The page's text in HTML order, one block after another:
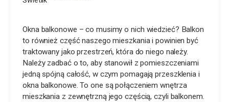
Okna balkonowe – co musimy o nich wiedzieć? Balkon
to również część naszego mieszkania i powinien być
traktowany jako przestrzeń, która do niego należy.
Należy zadbać o to, aby stanowił z pomieszczeniami
jedną spójną całość, w czym pomagają przeszklenia i
okna balkonowe. To one są połączeniem wnętrza
mieszkania z zewnętrzną jego częścią, czyli balkonem.